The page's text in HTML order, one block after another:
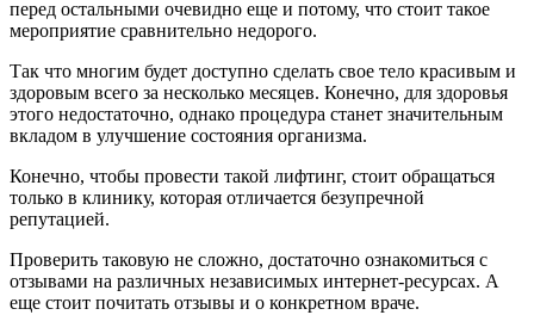
перед остальными очевидно еще и потому, что стоит такое
мероприятие сравнительно недорого.
Так что многим будет доступно сделать свое тело красивым и
здоровым всего за несколько месяцев. Конечно, для здоровья
этого недостаточно, однако процедура станет значительным
вкладом в улучшение состояния организма.
Конечно, чтобы провести такой лифтинг, стоит обращаться
только в клинику, которая отличается безупречной
репутацией.
Проверить таковую не сложно, достаточно ознакомиться с
отзывами на различных независимых интернет-ресурсах. А
еще стоит почитать отзывы и о конкретном враче.